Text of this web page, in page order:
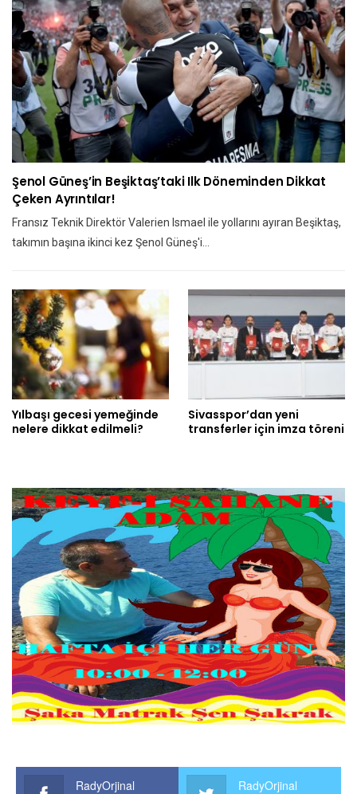
Şenol Güneş’in Beşiktaş’taki Ilk Döneminden Dikkat
Çeken Ayrıntılar!
Fransız Teknik Direktör Valerien Ismael ile yollarını ayıran Beşiktaş,
takımın başına ikinci kez Şenol Güneş'i…
Yılbaşı gecesi yemeğinde
nelere dikkat edilmeli?
Sivasspor’dan yeni
transferler için imza töreni
RadyOrjinal RadyOrjinal